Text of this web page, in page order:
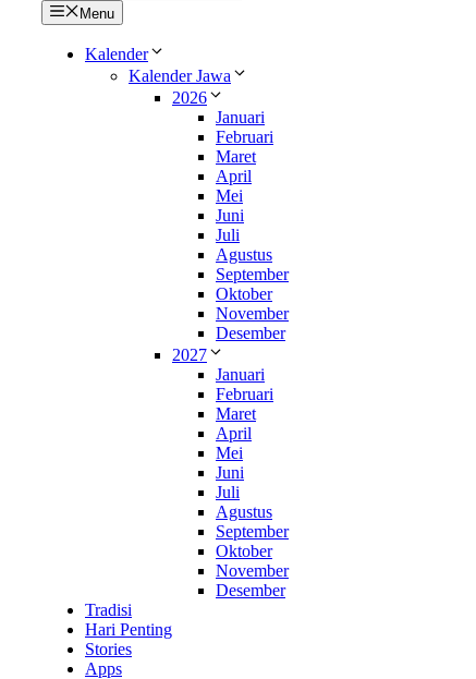
Menu
Kalender
Kalender Jawa
2026
Januari
Februari
Maret
April
Mei
Juni
Juli
Agustus
September
Oktober
November
Desember
2027
Januari
Februari
Maret
April
Mei
Juni
Juli
Agustus
September
Oktober
November
Desember
Tradisi
Hari Penting
Stories
Apps